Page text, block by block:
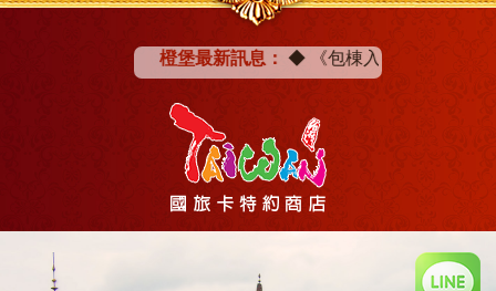
橙堡最新訊息： ◆《包棟入住打卡分享》